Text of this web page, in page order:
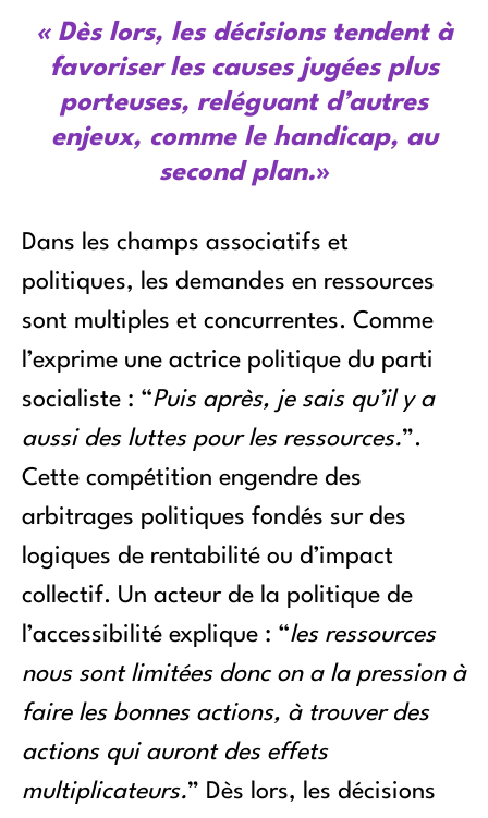
« Dès lors, les décisions tendent à
favoriser les causes jugées plus
porteuses, reléguant d’autres
enjeux, comme le handicap, au
second plan.»
Dans les champs associatifs et
politiques, les demandes en ressources
sont multiples et concurrentes. Comme
l’exprime une actrice politique du parti
socialiste : “Puis après, je sais qu’il y a
aussi des luttes pour les ressources.”.
Cette compétition engendre des
arbitrages politiques fondés sur des
logiques de rentabilité ou d’impact
collectif. Un acteur de la politique de
l’accessibilité explique : “les ressources
nous sont limitées donc on a la pression à
faire les bonnes actions, à trouver des
actions qui auront des effets
multiplicateurs.” Dès lors, les décisions